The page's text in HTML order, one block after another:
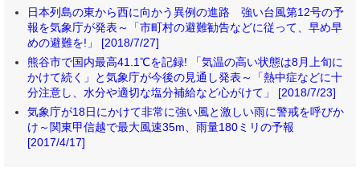
日本列島の東から西に向かう異例の進路 強い台風第12号の予
報を気象庁が発表～「市町村の避難勧告などに従って、早め早
めの避難を!」 [2018/7/27]
熊谷市で国内最高41.1℃を記録! 「気温の高い状態は8月上旬に
かけて続く」と気象庁が今後の見通し発表～「熱中症などに十
分注意し、水分や適切な塩分補給など心がけて」 [2018/7/23]
気象庁が18日にかけて非常に強い風と激しい雨に警戒を呼びか
け～関東甲信越で最大風速35m、雨量180ミリの予報
[2017/4/17]